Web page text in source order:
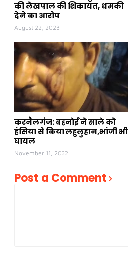
की लेखपाल की शिकायत, धमकी
देने का आरोप
August 22, 2023
करनैलगंज: बहनोई ने साले को
हंसिया से किया लहुलुहान,भांजी भी
घायल
November 11, 2022
Post a Comment